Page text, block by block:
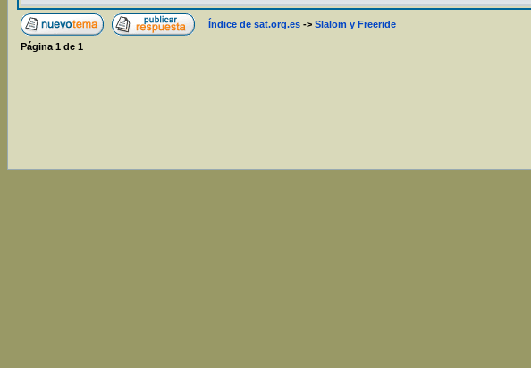
Índice de sat.org.es -> Slalom y Freeride
Página 1 de 1